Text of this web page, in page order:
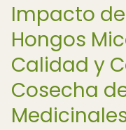
Impacto
Hongos
Calidad y
Cosecha